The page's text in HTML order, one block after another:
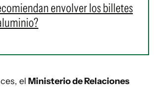
envolver los billetes
el Ministerio de Relaciones